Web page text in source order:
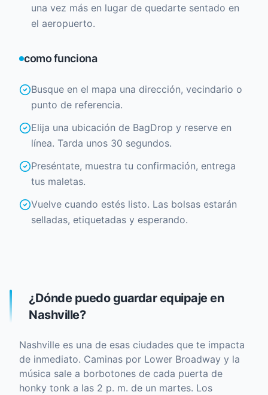
una vez más en lugar de quedarte sentado en
el aeropuerto.
como funciona
Busque en el mapa una dirección, vecindario o
punto de referencia.
Elija una ubicación de BagDrop y reserve en
línea. Tarda unos 30 segundos.
Preséntate, muestra tu confirmación, entrega
tus maletas.
Vuelve cuando estés listo. Las bolsas estarán
selladas, etiquetadas y esperando.
¿Dónde puedo guardar equipaje en
Nashville?
Nashville es una de esas ciudades que te impacta
de inmediato. Caminas por Lower Broadway y la
música sale a borbotones de cada puerta de
honky tonk a las 2 p. m. de un martes. Los